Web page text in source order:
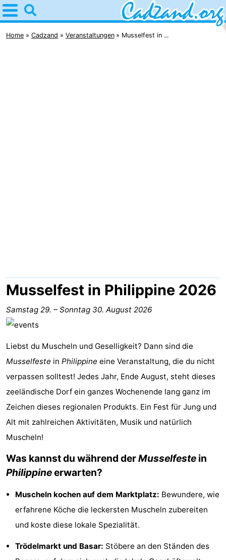
Home
Cadzand
Nieuwvliet-
Bad
Meulinge
EuroParcs
Cadzand
-
Hoogduin
-
Noordzee
Cadzand-
Nieuwvliet-
Schoneveld
-
Resort
Bad
Waterdunen
-
Zwinhoeve
Hotels
Lastminutes
Strand
Home Cadzand Veranstaltungen Musselfest in ...
Musselfest in Philippine 2026
Samstag 29. – Sonntag 30. August 2026
Liebst du Muscheln und Geselligkeit? Dann sind die
Musselfeste in Philippine eine Veranstaltung, die du nicht
verpassen solltest! Jedes Jahr, Ende August, steht dieses
zeeländische Dorf ein ganzes Wochenende lang ganz im
Zeichen dieses regionalen Produkts. Ein Fest für Jung und
Alt mit zahlreichen Aktivitäten, Musik und natürlich
Muscheln!
Was kannst du während derMusselfeste in
Philippineerwarten?
Muscheln kochen auf dem Marktplatz: Bewundere, wie
erfahrene Köche die leckersten Muscheln zubereiten
und koste diese lokale Spezialität.
Trödelmarkt und Basar: Stöbere an den Ständen des